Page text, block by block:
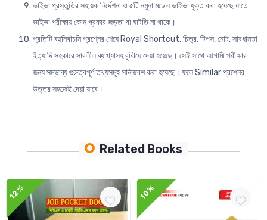
ভাইভা প্রস্তুতির সহায়ক নির্দেশনা ও ৫টি নমুনা মডেল ভাইভা যুক্ত করা হয়েছে যাতে
ভাইভা পরীক্ষায় কোন প্রকার জড়তা বা ঘাটতি না থাকে।
প্রতিটি বহুনির্বাচনি প্রশ্নের শেষে Royal Shortcut, চিত্র, টিপস, নোট, সাবধানতা
ইত্যাদি সহকারে সাবলীল ব্যাখ্যাসহ বুঝিয়ে দেয়া হয়েছে। সেই সাথে আগামী পরীক্ষার
জন্য সম্ভাব্য গুরুত্বপূর্ণ তথ্যসমূহ সন্নিবেশ করা হয়েছে। ফলে Similar প্রশ্নের
উত্তর সহজেই দেয়া যাবে।
Related Books
12% 10%